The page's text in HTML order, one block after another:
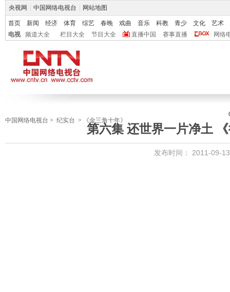
央视网 中国网络电视台 网站地图
首页 新闻 经济 体育 综艺 春晚 戏曲 音乐 科教 青少 文化
艺术
电视
频道大全 栏目大全 节目大全 直播中国 赛事直播 网络
中国网络电视台 > 纪实台 > 《金三角十年》
第六集 还世界一片净土 《
发布时间： 2011-09-